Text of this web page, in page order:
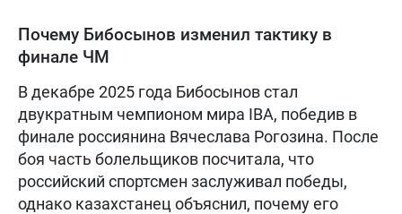
Почему Бибосынов изменил тактику в
финале ЧМ
В декабре 2025 года Бибосынов стал
двукратным чемпионом мира IBA, победив в
финале россиянина Вячеслава Рогозина. После
боя часть болельщиков посчитала, что
российский спортсмен заслуживал победы,
однако казахстанец объяснил, почему его